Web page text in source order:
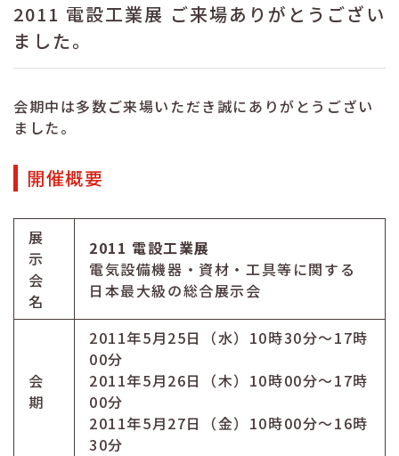
2011 電設工業展 ご来場ありがとうござい
ました。
会期中は多数ご来場いただき誠にありがとうござい
ました。
開催概要
展
示
会
名
2011 電設工業展
電気設備機器・資材・工具等に関する
日本最大級の総合展示会
会
期
2011年5月25日（水）10時30分～17時
00分
2011年5月26日（木）10時00分～17時
00分
2011年5月27日（金）10時00分～16時
30分